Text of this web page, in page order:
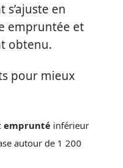
en
empruntée et
obtenu.
pour mieux
emprunté inférieur
autour de 1 200